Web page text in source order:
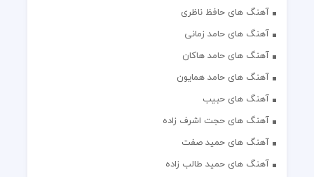
آهنگ های حافظ ناظری
آهنگ های حامد زمانی
آهنگ های حامد هاکان
آهنگ های حامد همایون
آهنگ های حبیب
آهنگ های حجت اشرف زاده
آهنگ های حمید صفت
آهنگ های حمید طالب زاده